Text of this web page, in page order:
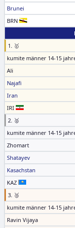
Brunei
BRN
1. 🥇
kumite männer 14-15
Ali
Najafi
Iran
IRI
2. 🥈
kumite männer 14-15
Zhomart
Shatayev
Kasachstan
KAZ
3. 🥉
kumite männer 14-15
Ravin Vijaya